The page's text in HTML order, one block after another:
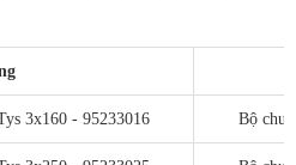
3x160 - 95233016 Bộ